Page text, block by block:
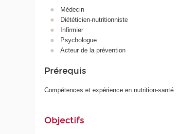
Médecin
Diététicien-nutritionniste
Infirmier
Psychologue
Acteur de la prévention
Prérequis
Compétences et expérience en nutrition-santé
Objectifs